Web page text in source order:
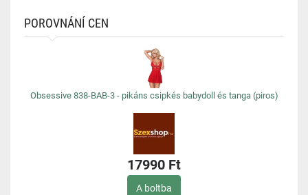
POROVNÁNÍ CEN
Obsessive 838-BAB-3 - pikáns csipkés babydoll és tanga (piros)
17990 Ft
A boltba